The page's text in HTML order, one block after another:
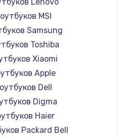
MSI
Samsung
Toshiba
Xiaomi
Apple
Dell
Digma
Haier
Packard Bell